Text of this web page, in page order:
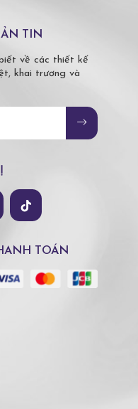
TIN
về các thiết kế
khai trương và
TOÁN